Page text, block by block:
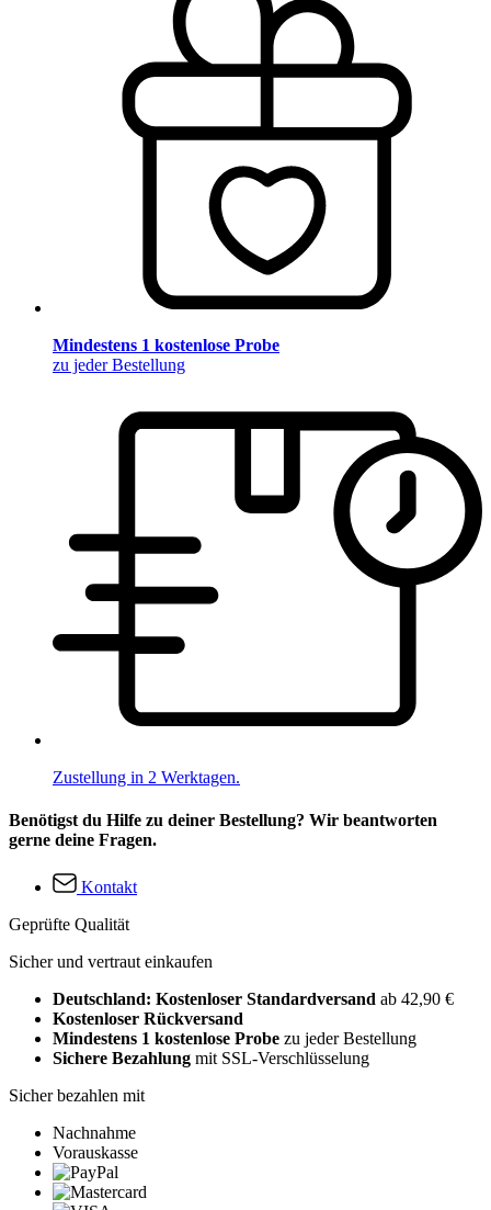
Mindestens 1 kostenlose Probe
zu jeder Bestellung
Zustellung in 2 Werktagen.
Benötigst du Hilfe zu deiner Bestellung? Wir beantworten
gerne deine Fragen.
Kontakt
Geprüfte Qualität
Sicher und vertraut einkaufen
Deutschland: Kostenloser Standardversand ab 42,90 €
Kostenloser Rückversand
Mindestens 1 kostenlose Probe zu jeder Bestellung
Sichere Bezahlung mit SSL-Verschlüsselung
Sicher bezahlen mit
Nachnahme
Vorauskasse